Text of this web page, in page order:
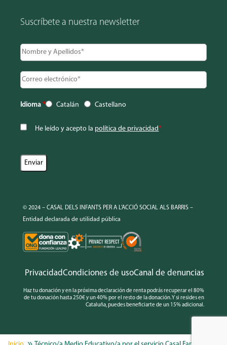
Suscríbete a nuestra newsletter
Idioma * Catalán Castellano
He leído y acepto la política de privacidad*
© 2024 – CASAL DELS INFANTS PER A L’ACCIÓ SOCIAL ALS BARRIS –
Entidad declarada de utilidad pública
PrivacidadCondiciones de usoCanal de denuncias
Haz tu donación y en la próxima declaración de renta podrás recuperar el 80%
de tu donación hasta 250€ y un 40% por el resto de la donación. Y si resides en
Cataluña, puedes beneficiarte de un 15% adicional.